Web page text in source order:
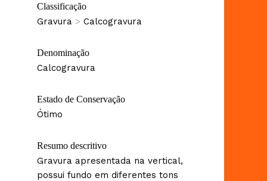
Classificação
Gravura > Calcogravura
Denominação
Calcogravura
Estado de Conservação
Ótimo
Resumo descritivo
Gravura apresentada na vertical,
possui fundo em diferentes tons